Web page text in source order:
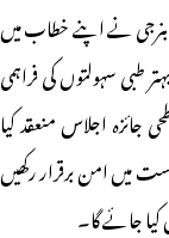
بنرجی نے اپنے خطاب میں
طبی سہولتوں کی فراہمی
جائزہ اجلاس منعقد کیا
میں امن برقرار رکھیں
جائے گا۔